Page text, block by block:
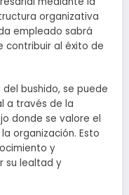
organizativa
empleado sabrá
contribuir al éxito de
bushido, se puede
a través de la
donde se valore el
organización. Esto
y
su lealtad y